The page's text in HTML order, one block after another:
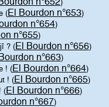
)
(El Bourdon n°653)
n°654)
n°655)
? (El Bourdon n°656)
n°663)
! (El Bourdon n°664)
! (El Bourdon n°665)
(El Bourdon n°666)
n°667)